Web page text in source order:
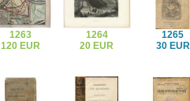
1263
120 EUR
1264
20 EUR
1265
30 EUR